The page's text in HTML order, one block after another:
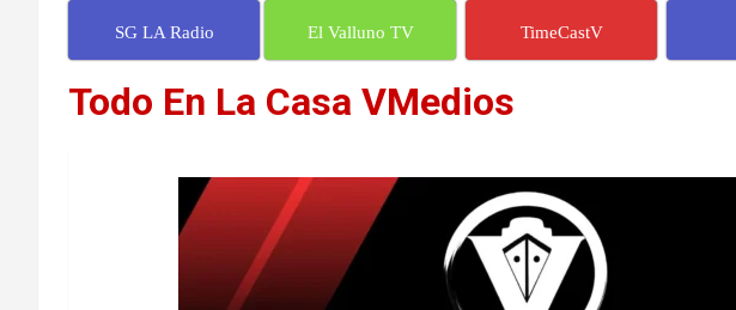
SG LA Radio El Valluno TV TimeCastV
Todo En La Casa VMedios